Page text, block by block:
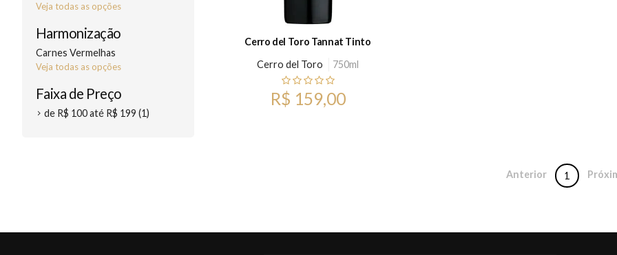
Veja todas as opções
Harmonização
Carnes Vermelhas
Veja todas as opções
Faixa de Preço
de R$ 100 até R$ 199 (1)
Cerro del Toro Tannat Tinto
Cerro del Toro
750ml
R$ 159,00
Anterior 1